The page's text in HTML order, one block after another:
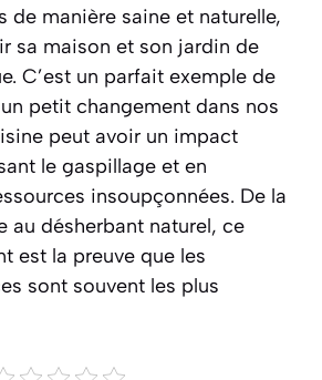
de manière saine et naturelle,
sa maison et son jardin de
C’est un parfait exemple de
petit changement dans nos
peut avoir un impact
le gaspillage et en
insoupçonnées. De la
au désherbant naturel, ce
est la preuve que les
sont souvent les plus